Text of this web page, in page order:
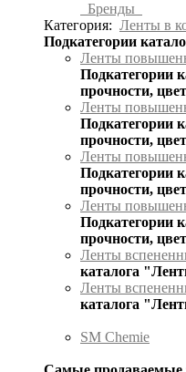
Бренды
Категория: Ленты в
Подкатегории
Ленты
Подкатегории
прочности,
Ленты
Подкатегории
прочности,
Ленты
Подкатегории
прочности,
Ленты
Подкатегории
прочности,
Ленты
каталога
Ленты
каталога
SM Chemie